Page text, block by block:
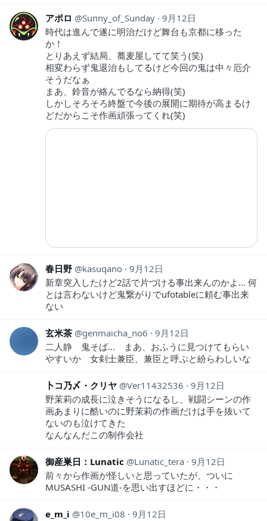
アポロ Sunny_of_Sunday 9月12日
時代は進んで遂に明治だけど舞台も京都に移った
か！
とりあえず結局、蕎麦屋してて笑う(笑)
相変わらず鬼退治もしてるけど今回の鬼は中々厄介
そうだなぁ
まあ、鈴音が絡んでるなら納得(笑)
しかしそろそろ終盤で今後の展開に期待が高まるけ
どだからこそ作画頑張ってくれ(笑)
春日野 kasuqano 9月12日
新章突入したけど2話で片づける事出来んのかよ... 何
とは言わないけど鬼繋がりでufotableに頼む事出来
ない
玄米茶 genmaicha_no6
9月12日
二人静 鬼そば… まあ、おふうに見つけてもらい
やすいか 女剣士兼臣、兼臣と呼ぶと紛らわしいな
卜コ乃〆・クリヤ Ver11432536
9月12日
野茉莉の成長に泣きそうになるし、戦闘シーンの作
画あまりに酷いのに野茉莉の作画だけは手を抜いて
ないのも泣けてきた
なんなんだこの制作会社
御産巣日：Lunatic Lunatic_tera 9月12日
前々から作画が怪しいと思っていたが、ついに
MUSASHI -GUN道-を思い出すほどに・・・
e_m_i 10e_m_i08
9月12日